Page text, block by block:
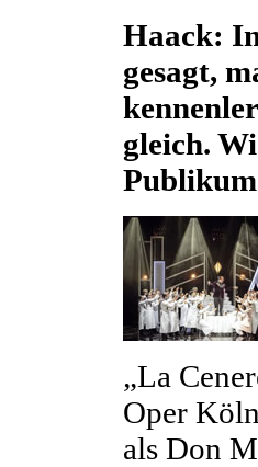
Haack:
gesagt,
gleich.
„La
Oper
als Don